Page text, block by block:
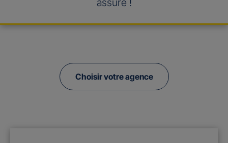
assuré !
Choisir votre agence